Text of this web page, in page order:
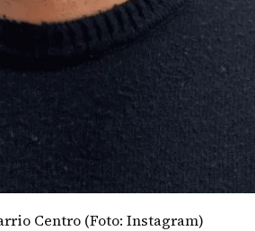
Centro (Foto: Instagram)